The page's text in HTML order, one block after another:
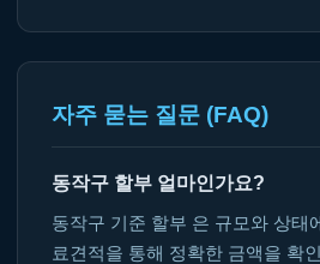
자주 묻는 질문 (FAQ)
동작구 할부 얼마인가요?
동작구 기준 할부 은 규모와 상태
료견적을 통해 정확한 금액을 확